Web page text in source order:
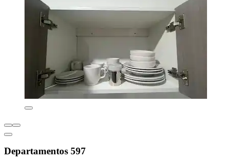
Departamentos 597